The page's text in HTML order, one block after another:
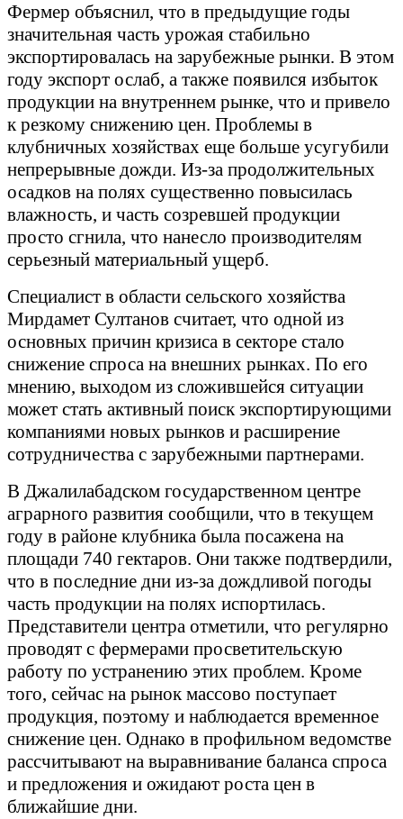
Фермер объяснил, что в предыдущие годы
значительная часть урожая стабильно
экспортировалась на зарубежные рынки. В этом
году экспорт ослаб, а также появился избыток
продукции на внутреннем рынке, что и привело
к резкому снижению цен. Проблемы в
клубничных хозяйствах еще больше усугубили
непрерывные дожди. Из-за продолжительных
осадков на полях существенно повысилась
влажность, и часть созревшей продукции
просто сгнила, что нанесло производителям
серьезный материальный ущерб.
Специалист в области сельского хозяйства
Мирдамет Султанов считает, что одной из
основных причин кризиса в секторе стало
снижение спроса на внешних рынках. По его
мнению, выходом из сложившейся ситуации
может стать активный поиск экспортирующими
компаниями новых рынков и расширение
сотрудничества с зарубежными партнерами.
В Джалилабадском государственном центре
аграрного развития сообщили, что в текущем
году в районе клубника была посажена на
площади 740 гектаров. Они также подтвердили,
что в последние дни из-за дождливой погоды
часть продукции на полях испортилась.
Представители центра отметили, что регулярно
проводят с фермерами просветительскую
работу по устранению этих проблем. Кроме
того, сейчас на рынок массово поступает
продукция, поэтому и наблюдается временное
снижение цен. Однако в профильном ведомстве
рассчитывают на выравнивание баланса спроса
и предложения и ожидают роста цен в
ближайшие дни.